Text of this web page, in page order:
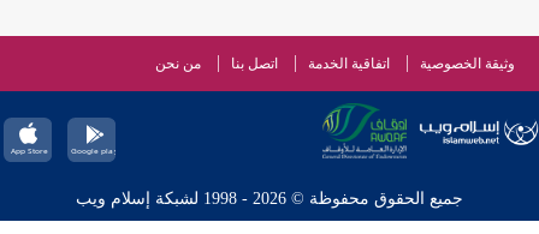
وثيقة الخصوصية اتفاقية الخدمة اتصل بنا من نحن
جميع الحقوق محفوظة © 2026 - 1998 لشبكة إسلام ويب